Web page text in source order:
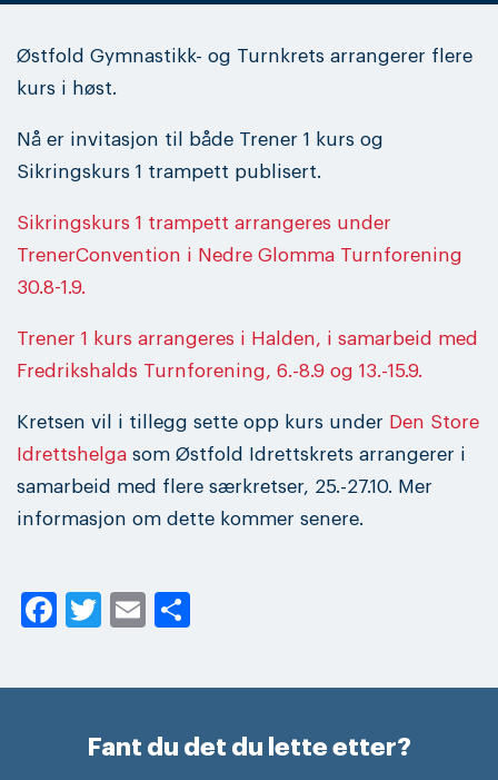
Østfold Gymnastikk- og Turnkrets arrangerer flere
kurs i høst.
Nå er invitasjon til både Trener 1 kurs og
Sikringskurs 1 trampett publisert.
Sikringskurs 1 trampett arrangeres under
TrenerConvention i Nedre Glomma Turnforening
30.8-1.9.
Trener 1 kurs arrangeres i Halden, i samarbeid med
Fredrikshalds Turnforening, 6.-8.9 og 13.-15.9.
Kretsen vil i tillegg sette opp kurs under Den Store
Idrettshelga som Østfold Idrettskrets arrangerer i
samarbeid med flere særkretser, 25.-27.10. Mer
informasjon om dette kommer senere.
Facebook
Twitter
Email
Fant du det du lette etter?